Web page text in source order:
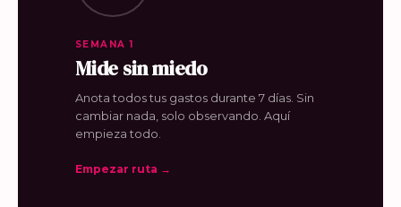
SEMANA 1
Mide sin miedo
Anota todos tus gastos durante 7 días. Sin
cambiar nada, solo observando. Aquí
empieza todo.
Empezar ruta →